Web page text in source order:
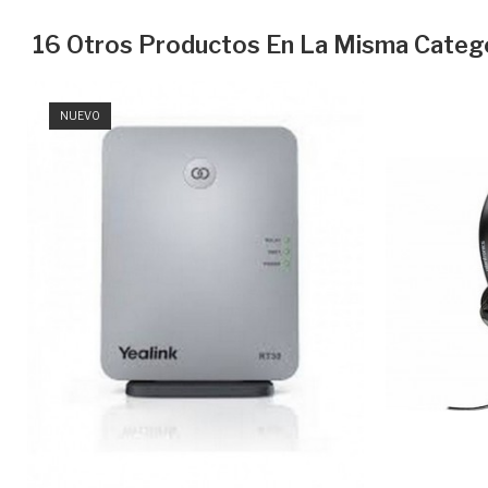
16 Otros Productos En La Misma
NUEVO